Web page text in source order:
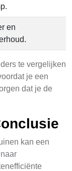
en
te vergelijken
je een
dat je de
kan een